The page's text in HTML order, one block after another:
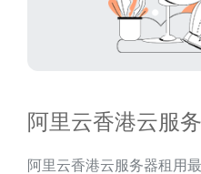
阿里云香港云服
阿里云香港云服务器租用最佳选择 阿里